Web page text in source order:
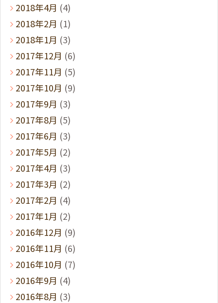
2018年4月 (4)
2018年2月 (1)
2018年1月 (3)
2017年12月 (6)
2017年11月 (5)
2017年10月 (9)
2017年9月 (3)
2017年8月 (5)
2017年6月 (3)
2017年5月 (2)
2017年4月 (3)
2017年3月 (2)
2017年2月 (4)
2017年1月 (2)
2016年12月 (9)
2016年11月 (6)
2016年10月 (7)
2016年9月 (4)
2016年8月 (3)